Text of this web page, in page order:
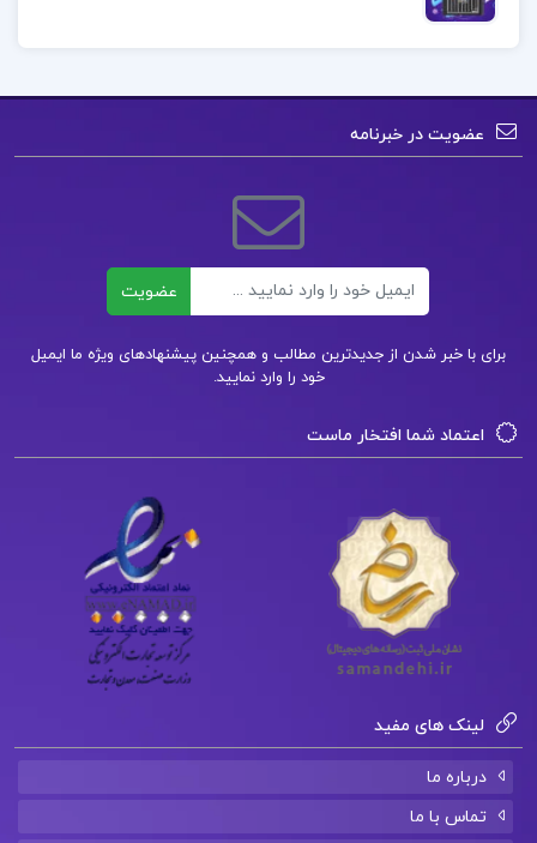
کتاب پیشنهادی📚
ایران بهروز وجدانی
دانلود فایل PDF کتاب مشاوره خانواده کیانوش
زهراکار
عضویت در خبرنامه
عضویت
برای با خبر شدن از جدیدترین مطالب و همچنین پیشنهادهای ویژه ما ایمیل
خود را وارد نمایید.
اعتماد شما افتخار ماست
لینک های مفید
درباره ما
تماس با ما